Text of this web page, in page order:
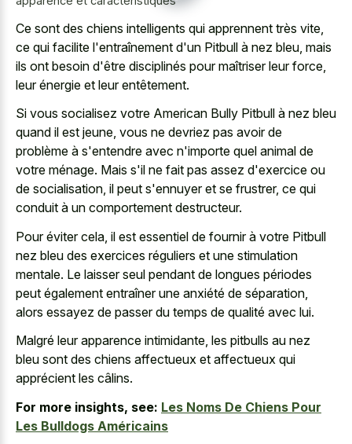
Ce sont des chiens intelligents qui apprennent très vite,
ce qui facilite l'entraînement d'un Pitbull à nez bleu, mais
ils ont besoin d'être disciplinés pour maîtriser leur force,
leur énergie et leur entêtement.
Si vous socialisez votre American Bully Pitbull à nez bleu
quand il est jeune, vous ne devriez pas avoir de
problème à s'entendre avec n'importe quel animal de
votre ménage. Mais s'il ne fait pas assez d'exercice ou
de socialisation, il peut s'ennuyer et se frustrer, ce qui
conduit à un comportement destructeur.
Pour éviter cela, il est essentiel de fournir à votre Pitbull
nez bleu des exercices réguliers et une stimulation
mentale. Le laisser seul pendant de longues périodes
peut également entraîner une anxiété de séparation,
alors essayez de passer du temps de qualité avec lui.
Malgré leur apparence intimidante, les pitbulls au nez
bleu sont des chiens affectueux et affectueux qui
apprécient les câlins.
For more insights, see: Les Noms De Chiens Pour
Les Bulldogs Américains